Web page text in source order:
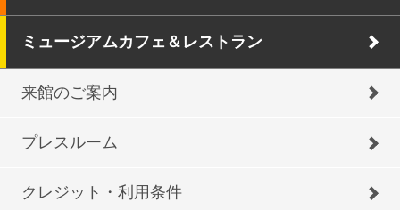
ミュージアムカフェ＆レストラン
来館のご案内
プレスルーム
クレジット・利用条件